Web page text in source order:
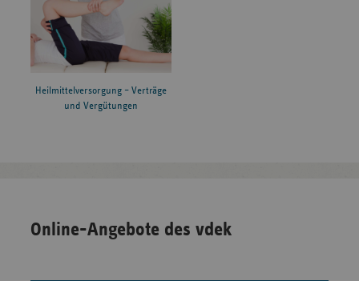
Heilmittelversorgung – Verträge
und Vergütungen
Online-Angebote des vdek